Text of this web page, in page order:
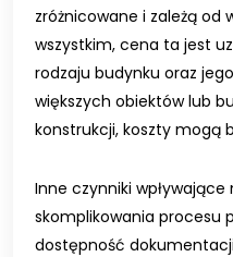
zróżnicowane i zależą od
wszystkim, cena ta jest
rodzaju budynku oraz
większych obiektów lub
konstrukcji, koszty mogą
Inne czynniki
skomplikowania procesu
dostępność